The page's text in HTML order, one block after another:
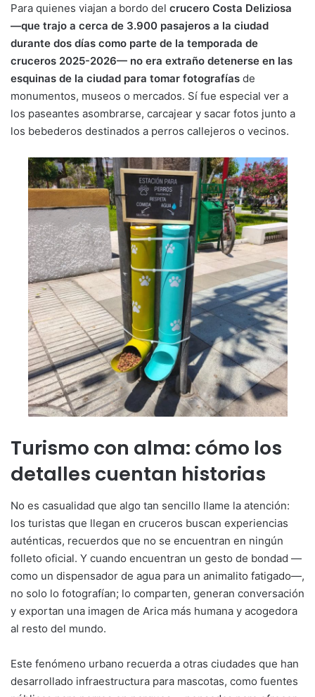
Para quienes viajan a bordo del crucero Costa Deliziosa
—que trajo a cerca de 3.900 pasajeros a la ciudad
durante dos días como parte de la temporada de
cruceros 2025-2026— no era extraño detenerse en las
esquinas de la ciudad para tomar fotografías de
monumentos, museos o mercados. Sí fue especial ver a
los paseantes asombrarse, carcajear y sacar fotos junto a
los bebederos destinados a perros callejeros o vecinos.
Turismo con alma: cómo los
detalles cuentan historias
No es casualidad que algo tan sencillo llame la atención:
los turistas que llegan en cruceros buscan experiencias
auténticas, recuerdos que no se encuentran en ningún
folleto oficial. Y cuando encuentran un gesto de bondad —
como un dispensador de agua para un animalito fatigado—,
no solo lo fotografían; lo comparten, generan conversación
y exportan una imagen de Arica más humana y acogedora
al resto del mundo.
Este fenómeno urbano recuerda a otras ciudades que han
desarrollado infraestructura para mascotas, como fuentes